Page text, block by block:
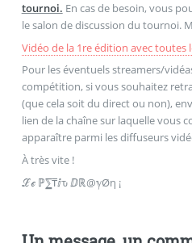
tournoi. En cas de besoin, vous
le salon de discussion du tournoi.
Vidéo de la 1re édition avec toutes
Pour les éventuels streamers/
compétition, si vous souhaitez
(que cela soit du direct ou non),
lien de la chaîne sur laquelle vous
apparaître parmi les diffuseurs
À très vite !
ℒℯ ℙ⅀₸ⅈԏ ⅅℝ@ℽØη ¡